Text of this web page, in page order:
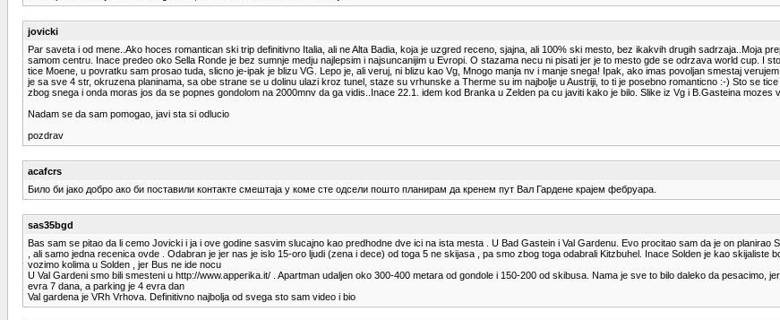
jovicki
Par saveta i od mene..Ako hoces romantican ski trip definitivno Italia, ali ne Alta Badia, koja je uzgred receno, sjajna, ali 100% ski mesto, bez ikakvih drugih sadrzaja..Moja
samom centru. Inace predeo oko Sella Ronde je bez sumnje medju najlepsim i najsuncanijim u Evropi. O stazama necu ni pisati jer je to mesto gde se odrzava world cup. I
tice Moene, u povratku sam prosao tuda, slicno je-ipak je blizu VG. Lepo je, ali veruj, ni blizu kao Vg, Mnogo manja nv i manje snega! Ipak, ako imas povoljan smestaj
je sa sve 4 str, okruzena planinama, sa obe strane se u dolinu ulazi kroz tunel, staze su vrhunske a Therme su im najbolje u Austriji, to ti je posebno romanticno :-) Sto se
zbog snega i onda moras jos da se popnes gondolom na 2000mnv da ga vidis..Inace 22.1. idem kod Branka u Zelden pa cu javiti kako je bilo. Slike iz Vg i B.Gasteina mozes
Nadam se da sam pomogao, javi sta si odlucio
pozdrav
acafcrs
Било би јако добро ако би поставили контакте смештаја у коме сте одсели пошто планирам да кренем пут Вал Гардене крајем фебруара.
sas35bgd
Bas sam se pitao da li cemo Jovicki i ja i ove godine sasvim slucajno kao predhodne dve ici na ista mesta . U Bad Gastein i Val Gardenu. Evo procitao sam da je on
, ali samo jedna recenica ovde . Odabran je jer nas je islo 15-oro ljudi (zena i dece) od toga 5 ne skijasa , pa smo zbog toga odabrali Kitzbuhel. Inace Solden je kao skijaliste
vozimo kolima u Solden , jer Bus ne ide nocu
U Val Gardeni smo bili smesteni u http://www.apperika.it/ . Apartman udaljen oko 300-400 metara od gondole i 150-200 od skibusa. Nama je sve to bilo daleko da pesacimo,
evra 7 dana, a parking je 4 evra dan
Val gardena je VRh Vrhova. Definitivno najbolja od svega sto sam video i bio